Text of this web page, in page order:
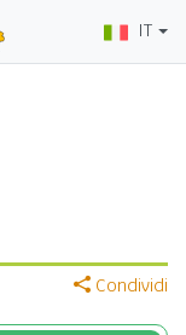
IT
Condividi